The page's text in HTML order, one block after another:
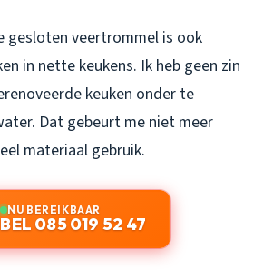
gesloten veertrommel is ook
in nette keukens. Ik heb geen zin
keuken onder te
Dat gebeurt me niet meer
materiaal gebruik.
NU BEREIKBAAR
BEL 085 019 52 47